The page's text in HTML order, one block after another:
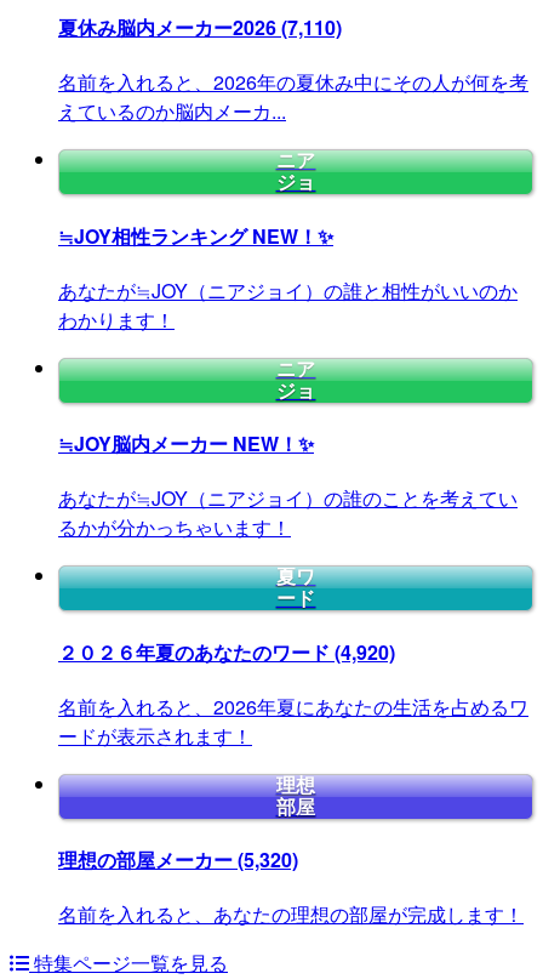
夏休み脳内メーカー2026(7,110)
名前を入れると、2026年の夏休み中にその人が何を考
えているのか脳内メーカ...
ニア
ジョ
≒JOY相性ランキングNEW！✨
あなたが≒JOY（ニアジョイ）の誰と相性がいいのか
わかります！
ニア
ジョ
≒JOY脳内メーカー NEW！✨
あなたが≒JOY（ニアジョイ）の誰のことを考えてい
るかが分かっちゃいます！
夏ワ
ード
２０２６年夏のあなたのワード (4,920)
名前を入れると、2026年夏にあなたの生活を占めるワ
ードが表示されます！
理想
部屋
理想の部屋メーカー(5,320)
名前を入れると、あなたの理想の部屋が完成します！
特集ページ一覧を見る